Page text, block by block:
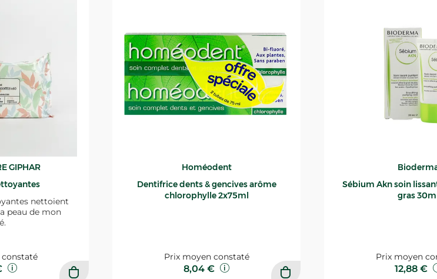
GIPHAR
nettoient
peau de mon
Homéodent
Dentifrice dents & gencives arôme
chlorophylle 2x75ml
Prix moyen constaté
8,04 €
Sébium Akn soin lissant
gras
Prix moyen
12,88 €